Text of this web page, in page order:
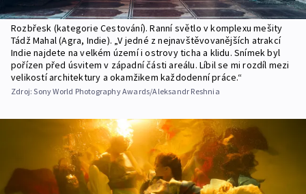
Rozbřesk (kategorie Cestování). Ranní světlo v komplexu mešity
Tádž Mahal (Agra, Indie). „V jedné z nejnavštěvovanějších atrakcí
Indie najdete na velkém území i ostrovy ticha a klidu. Snímek byl
pořízen před úsvitem v západní části areálu. Líbil se mi rozdíl mezi
velikostí architektury a okamžikem každodenní práce.“
Zdroj:Sony World Photography Awards/Aleksandr Reshnia